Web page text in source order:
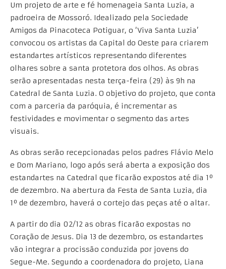
Um projeto de arte e fé homenageia Santa Luzia, a
padroeira de Mossoró. Idealizado pela Sociedade
Amigos da Pinacoteca Potiguar, o ‘Viva Santa Luzia’
convocou os artistas da Capital do Oeste para criarem
estandartes artísticos representando diferentes
olhares sobre a santa protetora dos olhos. As obras
serão apresentadas nesta terça-feira (29) às 9h na
Catedral de Santa Luzia. O objetivo do projeto, que conta
com a parceria da paróquia, é incrementar as
festividades e movimentar o segmento das artes
visuais.
As obras serão recepcionadas pelos padres Flávio Melo
e Dom Mariano, logo após será aberta a exposição dos
estandartes na Catedral que ficarão expostos até dia 1º
de dezembro. Na abertura da Festa de Santa Luzia, dia
1º de dezembro, haverá o cortejo das peças até o altar.
A partir do dia 02/12 as obras ficarão expostas no
Coração de Jesus. Dia 13 de dezembro, os estandartes
vão integrar a procissão conduzida por jovens do
Segue-Me. Segundo a coordenadora do projeto, Liana